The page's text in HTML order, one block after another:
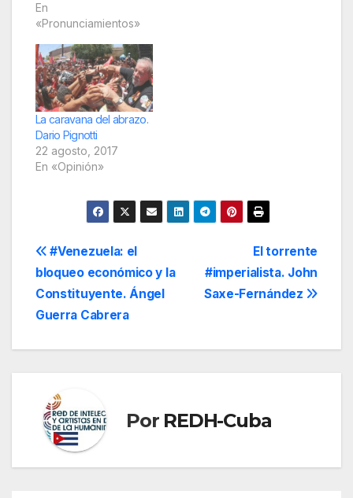
Lula da Silva que
ocurrió al final de la
marzo. La etapa sur
de la Caravana fue la
única que tuvo la
omisión de los
gobiernos estatales
y…
En
«Pronunciamientos»
La caravana del abrazo.
Dario Pignotti
22 agosto, 2017
En «Opinión»
Navegación
de
entradas
El torrente
#imperialista. John
Saxe-Fernández
#Venezuela: el
bloqueo económico y la
Constituyente. Ángel
Guerra Cabrera
Por REDH-Cuba